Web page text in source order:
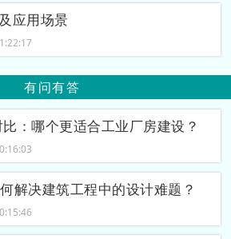
应用场景
有问有答
：哪个更适合工业厂房建设？
解决建筑工程中的设计难题？